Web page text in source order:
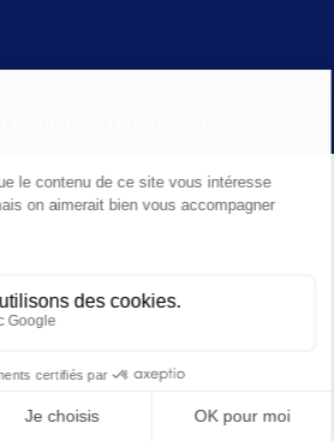
Tous droits réservés.